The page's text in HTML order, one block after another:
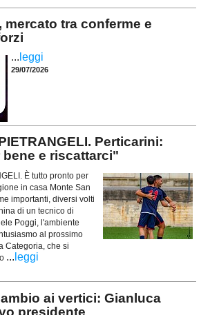
mercato tra conferme e
... leggi
29/07/2026
Perticarini:
e riscattarci"
È tutto pronto per
in casa Monte San
importanti, diversi volti
di un tecnico di
Poggi, l'ambiente
al prossimo
Categoria, che si
... leggi
ai vertici: Gianluca
presidente